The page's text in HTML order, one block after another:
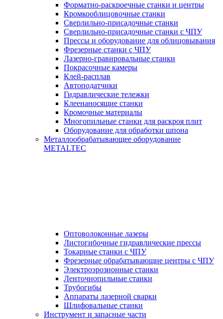
Форматно-раскроечные станки и центры
Кромкооблицовочные станки
Сверлильно-присадочные станки
Сверлильно-присадочные станки с ЧПУ
Прессы и оборудование для облицовывания
Фрезерные станки с ЧПУ
Лазерно-гравировальные станки
Покрасочные камеры
Клей-расплав
Автоподатчики
Гидравлические тележки
Клеенаносящие станки
Кромочные материалы
Многопильные станки для раскроя плит
Оборудование для обработки шпона
Металлообрабатывающее оборудование
METALTEC
Оптоволоконные лазеры
Листогибочные гидравлические прессы
Токарные станки с ЧПУ
Фрезерные обрабатывающие центры с ЧПУ
Электроэрозионные станки
Ленточнопильные станки
Трубогибы
Аппараты лазерной сварки
Шлифовальные станки
Инструмент и запасные части